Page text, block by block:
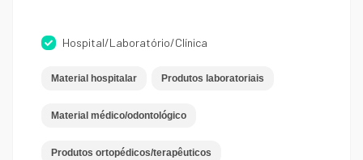
Hospital/Laboratório/Clínica
Material hospitalar Produtos laboratoriais
Material médico/odontológico
Produtos ortopédicos/terapêuticos